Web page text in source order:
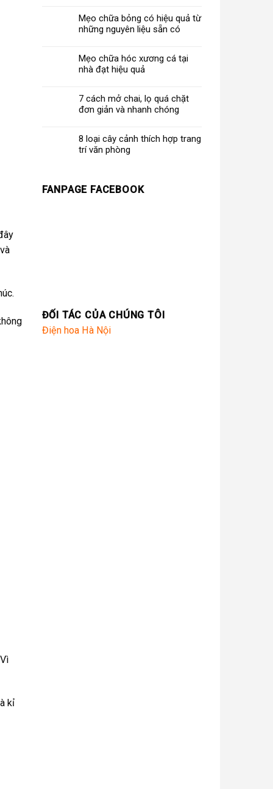
kỉ
Mẹo chữa bỏng có hiệu quả từ
những nguyên liệu sẵn có
Mẹo chữa hóc xương cá tại
nhà đạt hiệu quả
7 cách mở chai, lọ quá chặt
đơn giản và nhanh chóng
8 loại cây cảnh thích hợp trang
trí văn phòng
FANPAGE FACEBOOK
ĐỐI TÁC CỦA CHÚNG TÔI
Điện hoa Hà Nội